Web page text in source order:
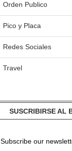
Orden Publico
Pico y Placa
Redes Sociales
Travel
SUSCRIBIRSE AL
Subscribe our